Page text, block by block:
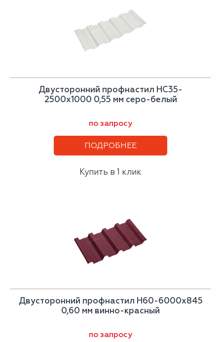
Двусторонний профнастил НС35-
2500х1000 0,55 мм серо-белый
по запросу
ПОДРОБНЕЕ
Купить в 1 клик
Двусторонний профнастил Н60-6000х845
0,60 мм винно-красный
по запросу